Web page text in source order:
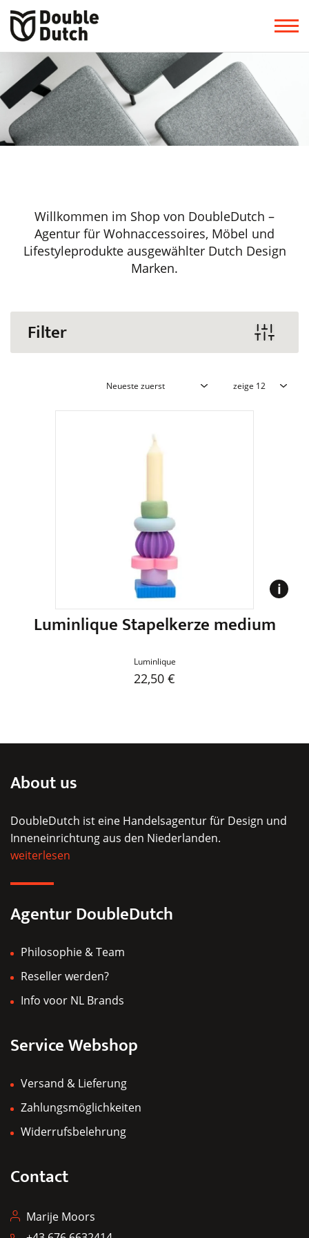
Willkommen im Shop von DoubleDutch –
Agentur für Wohnaccessoires, Möbel und
Lifestyleprodukte ausgewählter Dutch Design
Marken.
Filter
Luminlique Stapelkerze medium
Luminlique
22,50 €
Optionen
können
gewählt
About us
DoubleDutch ist eine Handelsagentur für Design und
Inneneinrichtung aus den Niederlanden.
weiterlesen
Agentur DoubleDutch
Philosophie & Team
Reseller werden?
Info voor NL Brands
Service Webshop
Versand & Lieferung
Zahlungsmöglichkeiten
Widerrufsbelehrung
Contact
Marije Moors